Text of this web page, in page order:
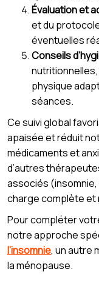
Évaluation et
et du
éventuelles
Conseils
physique
séances.
Ce suivi global
apaisée et réduit
médicaments et
d’autres
associés
charge complète
Pour compléter
notre approche
l’insomnie, un autre
la ménopause.